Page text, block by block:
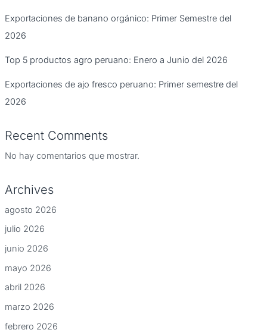
Exportaciones de banano orgánico: Primer Semestre del
2026
Top 5 productos agro peruano: Enero a Junio del 2026
Exportaciones de ajo fresco peruano: Primer semestre del
2026
Recent Comments
No hay comentarios que mostrar.
Archives
agosto 2026
julio 2026
junio 2026
mayo 2026
abril 2026
marzo 2026
febrero 2026